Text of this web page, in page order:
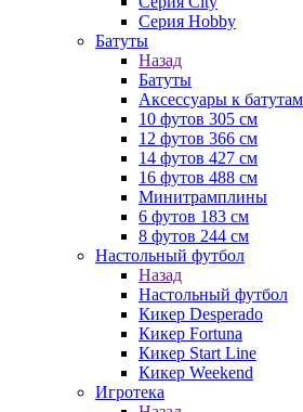
Серия Hobby
Батуты
Назад
Батуты
Аксессуары к батутам
10 футов 305 см
12 футов 366 см
14 футов 427 см
16 футов 488 см
Минитрамплины
6 футов 183 см
8 футов 244 см
Настольный футбол
Назад
Настольный футбол
Кикер Desperado
Кикер Fortuna
Кикер Start Line
Кикер Weekend
Игротека